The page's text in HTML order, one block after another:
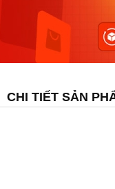
CHI TIẾT SẢN